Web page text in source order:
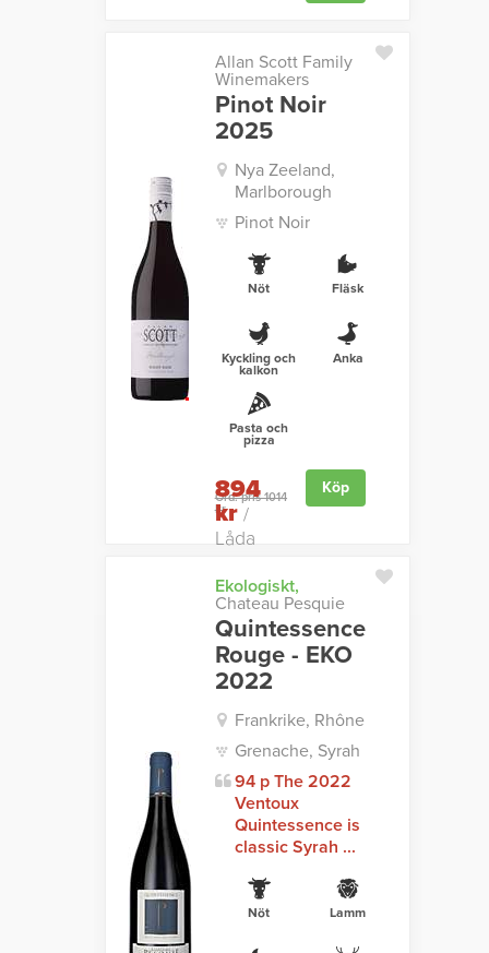
Allan Scott Family
Winemakers
Pinot Noir
2025
Nya Zeeland,
Marlborough
Pinot Noir
Nöt Fläsk
Kyckling och
kalkon
Anka
Pasta och
pizza
Ord. pris 1014
kr
894
kr/
Låda
Köp
Ekologiskt,
Chateau Pesquie
Quintessence
Rouge - EKO
2022
Frankrike, Rhône
Grenache, Syrah
94 p The 2022
Ventoux
Quintessence is
classic Syrah ...
Nöt Lamm